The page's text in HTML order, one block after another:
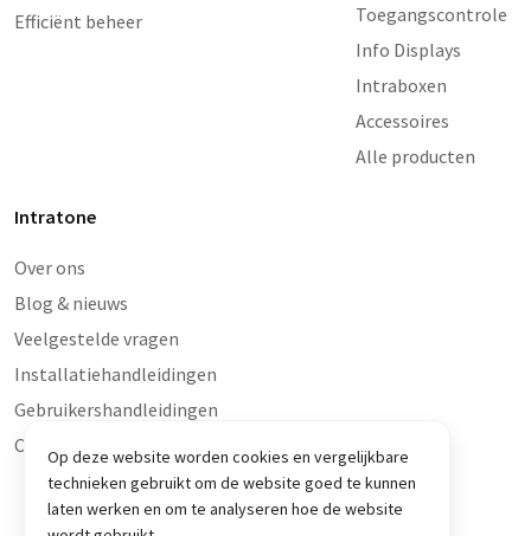
Efficiënt beheer
Toegangscontrole
Info Displays
Intraboxen
Accessoires
Alle producten
Intratone
Over ons
Blog & nieuws
Veelgestelde vragen
Installatiehandleidingen
Gebruikershandleidingen
Contact en storingen
Op deze website worden cookies en vergelijkbare
technieken gebruikt om de website goed te kunnen
laten werken en om te analyseren hoe de website